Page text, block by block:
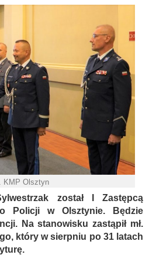
KMP Olsztyn
został I Zastępcą
Policji w Olsztynie. Będzie
Na stanowisku zastąpił mł.
który w sierpniu po 31 latach